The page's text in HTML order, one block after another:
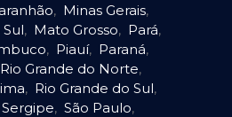
, Minas Gerais,
, Mato Grosso, Pará,
, Piauí, Paraná,
Rio Grande do Norte,
, Rio Grande do Sul,
Sergipe, São Paulo,